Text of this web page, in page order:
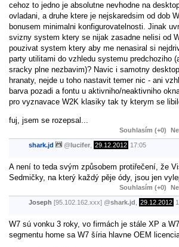
cehoz to jedno je absolutne nevhodne na
ovladani, a druhe ktere je nejskaredsim od dob
bonusem minimalni konfigurovatelnosti. Jinak
svizny system ktery se nijak zasadne nelisi od
pouzivat system ktery aby me nenasiral si
party utilitami do vzhledu systemu predchoziho
sracky plne nezbavim)? Navic i samotny
hranaty, nejde u toho nastavit temer nic - ani
barva pozadi a fontu u aktivniho/neaktivniho
pro vyznavace W2K klasiky tak ty kterym se
fuj, jsem se rozepsal...
Souhlasím (+0)
shark.jd @lucifer 29.12.2012 17:05
A není to teda svým způsobem protiřečení, že
Sedmičky, na který každý pěje ódy, jsou jen
Souhlasím (+0)
Joseph [95.102.162.xxx] @shark.jd 29.12.2012
W7 sú vonku 3 roky, vo firmách je stále XP a
segmentu home sa W7 šíria hlavne OEM